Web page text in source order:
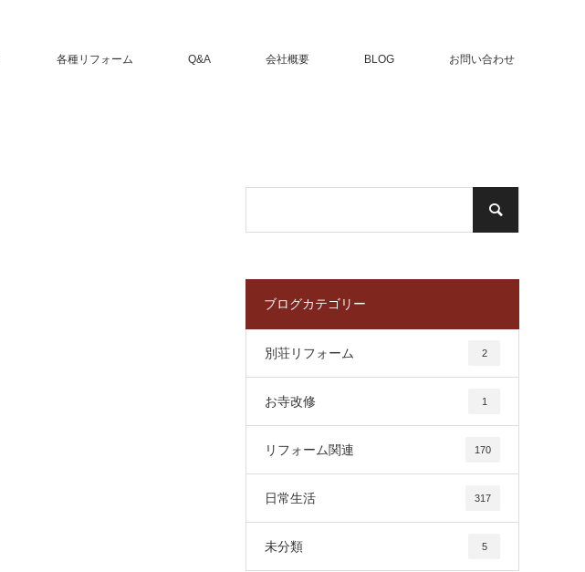
各種リフォーム Q&A 会社概要 BLOG お問い合わせ
ブログカテゴリー
別荘リフォーム 2
お寺改修 1
リフォーム関連 170
日常生活 317
未分類 5